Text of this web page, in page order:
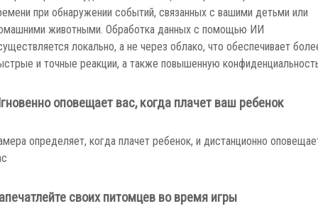
при обнаружении событий, связанных с вашими детьми или
животными. Обработка данных с помощью ИИ
локально, а не через облако, что обеспечивает
и точные реакции, а также повышенную
оповещает вас, когда плачет ваш ребенок
определяет, когда плачет ребенок, и дистанционно
своих питомцев во время игры